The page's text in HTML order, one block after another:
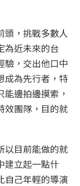
頭，挑戰多數人
為近未來的台
驗，交出他口中
成為先行者，特
邊拍邊摸索，
效團隊，目的就
以目前能做的就
建立起一點什
自己年輕的導演